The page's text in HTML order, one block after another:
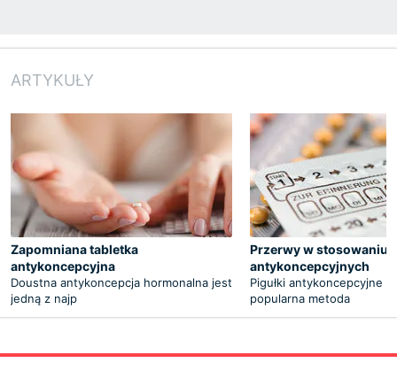
ARTYKUŁY
Zapomniana tabletka
antykoncepcyjna
Doustna antykoncepcja hormonalna jest
jedną z najp
Przerwy w stosowaniu
antykoncepcyjnych
Pigułki antykoncepcyjne
popularna metoda